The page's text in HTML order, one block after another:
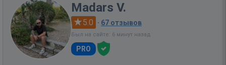
Madars V.
5.0 · 67 отзывов
Был на сайте: 6 минут назад
PRO